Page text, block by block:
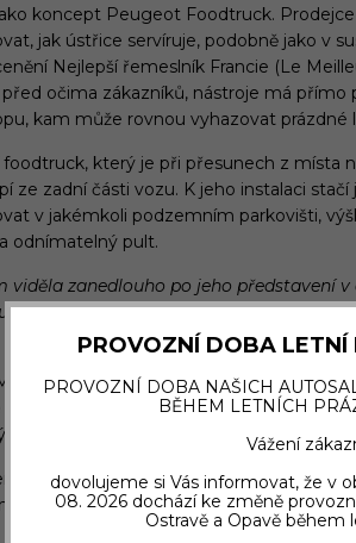
PROVOZNÍ DOBA
PROVOZNÍ DOBA NAŠICH
BĚHEM LETNÍCH
Vážení
dovolujeme si Vás informovat, že v
08. 2026 dochází ke změně
Ostravě a Opavě během
koncept Peugeot Foodtruck.
jak ústřice servíruje, podobně jako v
Nejlepší řemeslník Francie (Le
očima zákazníků, nástroje má přímo
kam může rovnou vyhazovat prázdné
který je při přesunech z místa
ze zadní části vozu. K jeho instalaci
v jakémkoli podzemním parkovišti,
odnímatelný pult.
zanedlouho po jeho představení
Když budeme mít možnost našim
jako ambasadora značky
rostou 3–5 let na
je příslibem plné chuti a jemného
veřejnosti 8. března při příležitosti
čtyř exemplářů této pojízdné